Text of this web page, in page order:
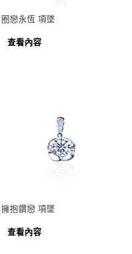
圈戀永恆 項墜
查看內容
擁抱鑽戀 項墜
查看內容